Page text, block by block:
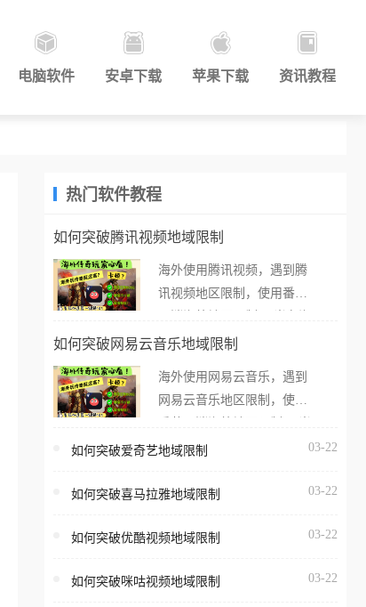
电脑软件 安卓下载 苹果下载 资讯教程
热门软件教程
如何突破腾讯视频地域限制
海外使用腾讯视频，遇到腾
讯视频地区限制，使用番茄
外打开腾讯视频，却突然弹
地区无法播放”的提示语。
海外用户如香港、澳门、台
亚、欧洲等国家和地区时，
台一样，出现地区及版权限
地区播放。 遇到这个问题的
如何突破网易云音乐地域限制
海外使用网易云音乐，遇到
网易云音乐地区限制，使用
在海外打开网易云音乐，却
所在的地区无法播放”的提示
门、台湾、美国、加拿大、
区时，网易云音乐也会像其
如何突破爱奇艺地域限制 03-22
如何突破喜马拉雅地域限制 03-22
如何突破优酷视频地域限制 03-22
如何突破咪咕视频地域限制 03-22